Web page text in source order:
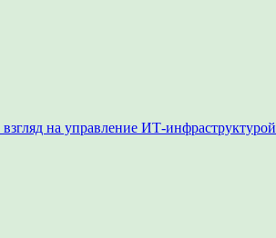
на управление ИТ-инфраструктурой